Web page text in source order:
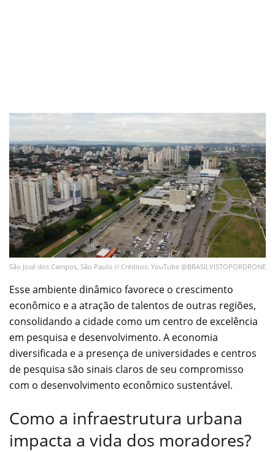
São José dos Campos, São Paulo // Créditos: YouTube @BRASILVISTOPORDRONE
Esse ambiente dinâmico favorece o crescimento
econômico e a atração de talentos de outras regiões,
consolidando a cidade como um centro de excelência
em pesquisa e desenvolvimento. A economia
diversificada e a presença de universidades e centros
de pesquisa são sinais claros de seu compromisso
com o desenvolvimento econômico sustentável.
Como a infraestrutura urbana
impacta a vida dos moradores?